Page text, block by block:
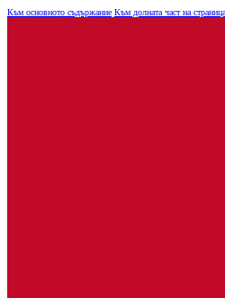
Към основното съдържание Към долната част на